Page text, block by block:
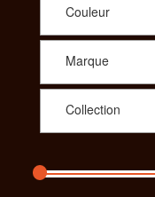
Couleur
Marque
Collection